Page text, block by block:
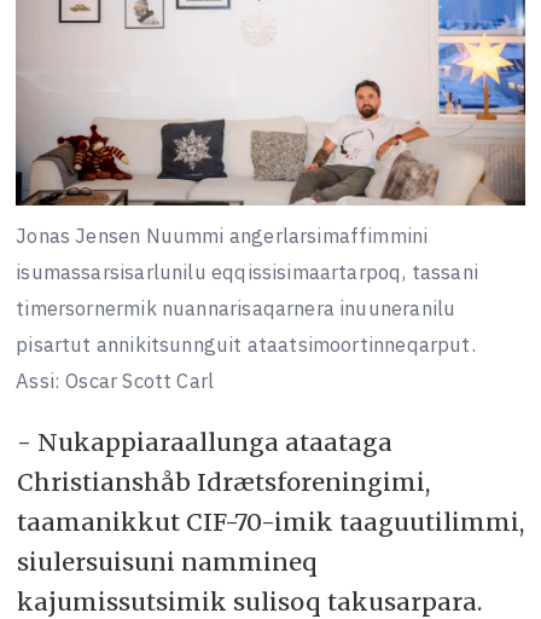
Jonas Jensen Nuummi angerlarsimaffimmini
isumassarsisarlunilu eqqissisimaartarpoq, tassani
timersornermik nuannarisaqarnera inuuneranilu
pisartut annikitsunnguit ataatsimoortinneqarput.
Assi: Oscar Scott Carl
- Nukappiaraallunga ataataga
Christianshåb Idrætsforeningimi,
taamanikkut CIF-70-imik taaguutilimmi,
siulersuisuni nammineq
kajumissutsimik sulisoq takusarpara.